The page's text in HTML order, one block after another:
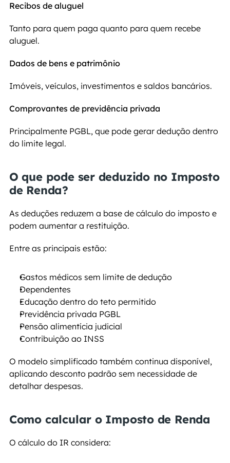
Recibos de aluguel
Tanto para quem paga quanto para quem recebe
aluguel.
Dados de bens e patrimônio
Imóveis, veículos, investimentos e saldos bancários.
Comprovantes de previdência privada
Principalmente PGBL, que pode gerar dedução dentro
do limite legal.
O que pode ser deduzido no Imposto
de Renda?
As deduções reduzem a base de cálculo do imposto e
podem aumentar a restituição.
Entre as principais estão:
Gastos médicos sem limite de dedução
Dependentes
Educação dentro do teto permitido
Previdência privada PGBL
Pensão alimentícia judicial
Contribuição ao INSS
O modelo simplificado também continua disponível,
aplicando desconto padrão sem necessidade de
detalhar despesas.
Como calcular o Imposto de Renda
O cálculo do IR considera: